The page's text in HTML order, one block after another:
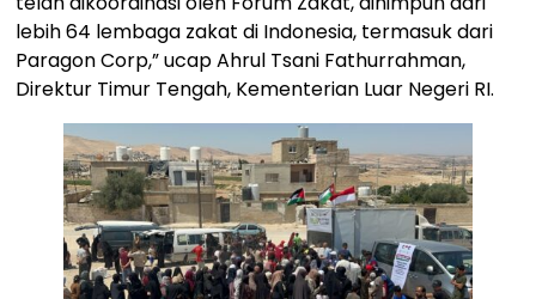
lebih 64 lembaga zakat di Indonesia, termasuk dari
Paragon Corp,” ucap Ahrul Tsani Fathurrahman,
Direktur Timur Tengah, Kementerian Luar Negeri RI.